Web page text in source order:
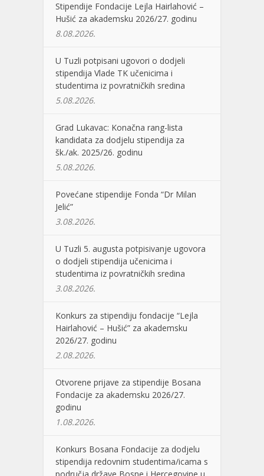
Stipendije Fondacije Lejla Hairlahović –
Hušić za akademsku 2026/27. godinu
8.08.2026.
U Tuzli potpisani ugovori o dodjeli
stipendija Vlade TK učenicima i
studentima iz povratničkih sredina
5.08.2026.
Grad Lukavac: Konačna rang-lista
kandidata za dodjelu stipendija za
šk./ak. 2025/26. godinu
5.08.2026.
Povećane stipendije Fonda “Dr Milan
Jelić”
3.08.2026.
U Tuzli 5. augusta potpisivanje ugovora
o dodjeli stipendija učenicima i
studentima iz povratničkih sredina
3.08.2026.
Konkurs za stipendiju fondacije “Lejla
Hairlahović – Hušić” za akademsku
2026/27. godinu
2.08.2026.
Otvorene prijave za stipendije Bosana
Fondacije za akademsku 2026/27.
godinu
1.08.2026.
Konkurs Bosana Fondacije za dodjelu
stipendija redovnim studentima/icama s